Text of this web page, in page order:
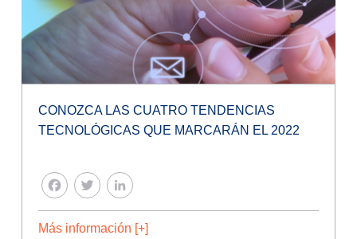
CONOZCA LAS CUATRO TENDENCIAS
TECNOLÓGICAS QUE MARCARÁN EL 2022
FACEBOOK
TWITTER
Más información [+]